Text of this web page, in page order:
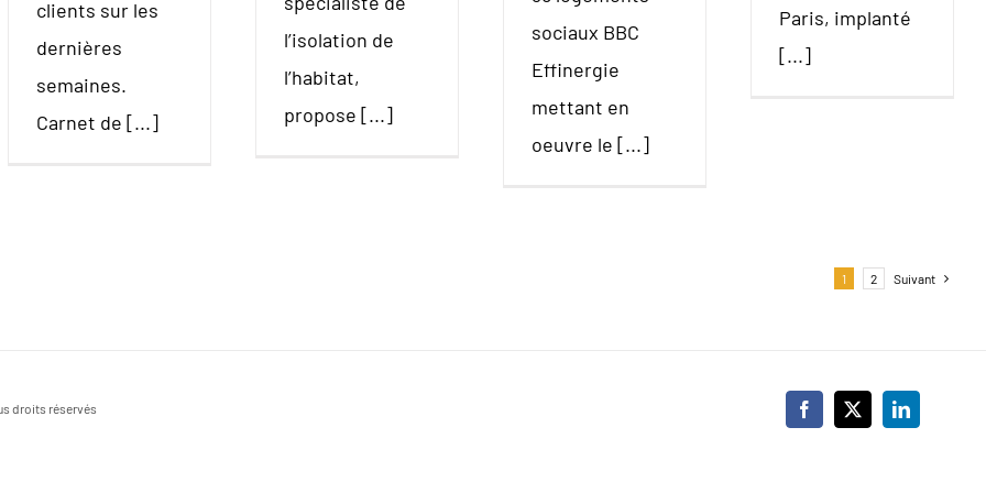
sociaux BBC
Effinergie
mettant en
oeuvre le [...]
clients sur les
dernières
semaines.
Carnet de [...]
l’isolation de
l’habitat,
propose [...]
Paris, implanté
[...]
1 2 Suivant
droits réservés Facebook
X LinkedIn